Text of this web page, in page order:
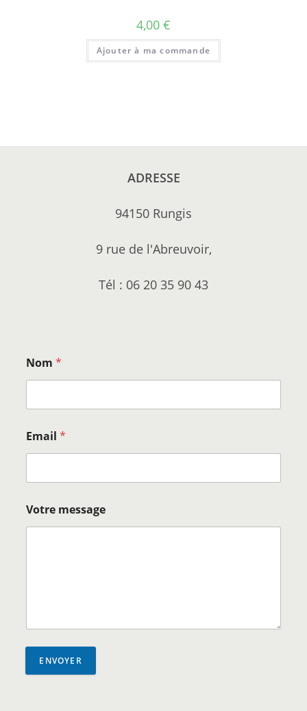
4,00 €
Ajouter à ma commande
ADRESSE
94150 Rungis
9 rue de l'Abreuvoir,
Tél : 06 20 35 90 43
Nom*
Email*
Votre message
ENVOYER